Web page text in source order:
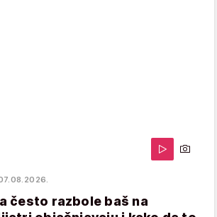
često razbole baš na